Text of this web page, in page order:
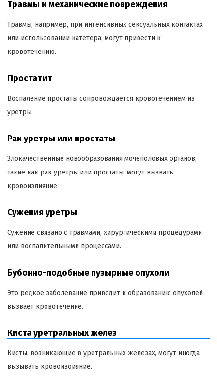
Травмы и механические повреждения
Травмы, например, при интенсивных сексуальных контактах
или использовании катетера, могут привести к
кровотечению.
Простатит
Воспаление простаты сопровождается кровотечением из
уретры.
Рак уретры или простаты
Злокачественные новообразования мочеполовых органов,
такие как рак уретры или простаты, могут вызвать
кровоизлияние.
Сужения уретры
Сужение связано с травмами, хирургическими процедурами
или воспалительными процессами.
Бубонно-подобные пузырные опухоли
Это редкое заболевание приводит к образованию опухолей
вызвает кровотечение.
Киста уретральных желез
Кисты, возникающие в уретральных железах, могут иногда
вызывать кровоизоияние.